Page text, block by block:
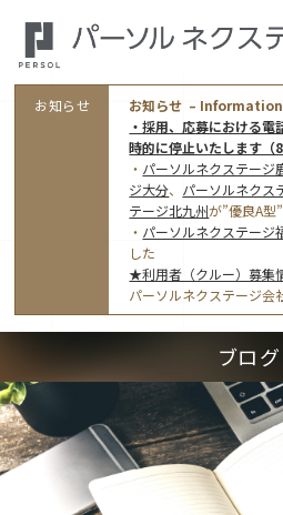
オフィス案内・アクセス
アクセストップ
東京オフィス
福岡オフィス
鹿児島オフィス
大分オフィス
事業モデルと仕事内容
ワークスタイル
指定就労継続支援Ａ型事業所にか
採用情報トップ
利用者（クルー）募集
お知らせ
お知らせ –
・採用、応募における
時的に停止いたします（8
・ パーソルネクステージ
ジ大分、 パーソルネクス
テージ北九州が”優良A型
・ パーソルネクステージ
した
★利用者（クルー）募集
パーソルネクステージ会
ブログ